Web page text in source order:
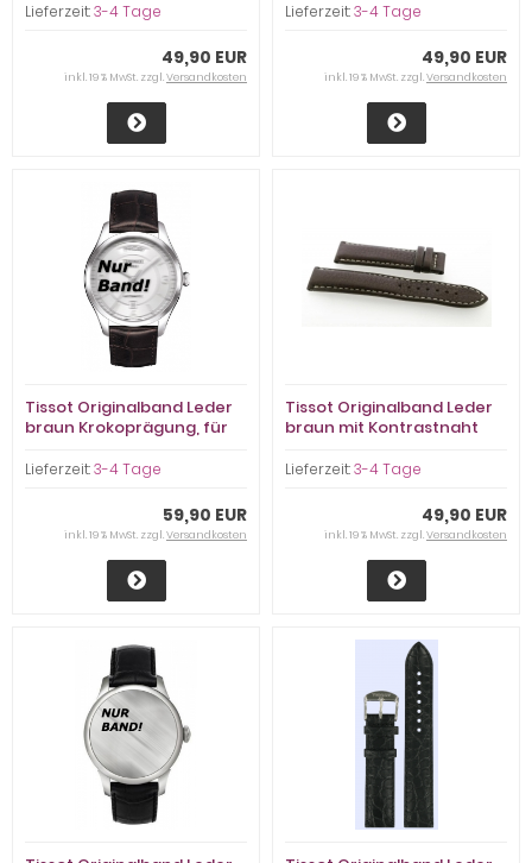
Lieferzeit:3-4 Tage
49,90 EUR
inkl. 19 % MwSt. zzgl.Versandkosten
Lieferzeit:3-4 Tage
49,90 EUR
inkl. 19 % MwSt. zzgl.Versandkosten
Tissot Originalband Leder
braun Krokoprägung, für
Lieferzeit:3-4 Tage
59,90 EUR
inkl. 19 % MwSt. zzgl.Versandkosten
Tissot Originalband Leder
braun mit Kontrastnaht
Lieferzeit:3-4 Tage
49,90 EUR
inkl. 19 % MwSt. zzgl.Versandkosten